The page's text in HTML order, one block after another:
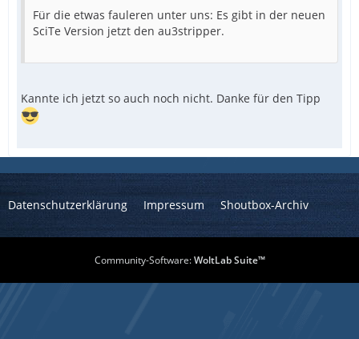
Für die etwas fauleren unter uns: Es gibt in der neuen
SciTe Version jetzt den au3stripper.
Kannte ich jetzt so auch noch nicht. Danke für den Tipp
Datenschutzerklärung Impressum Shoutbox-Archiv
Community-Software:WoltLab Suite™